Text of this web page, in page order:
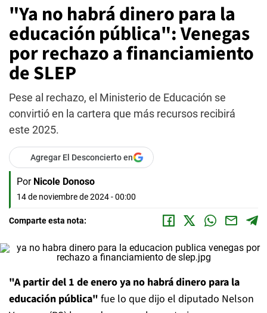
"Ya no habrá dinero para la
educación pública": Venegas
por rechazo a financiamiento
de SLEP
Pese al rechazo, el Ministerio de Educación se
convirtió en la cartera que más recursos recibirá
este 2025.
Agregar El Desconcierto en
Por Nicole Donoso
14 de noviembre de 2024 - 00:00
Comparte esta nota:
"A partir del 1 de enero ya no habrá dinero para la
educación pública" fue lo que dijo el diputado Nelson